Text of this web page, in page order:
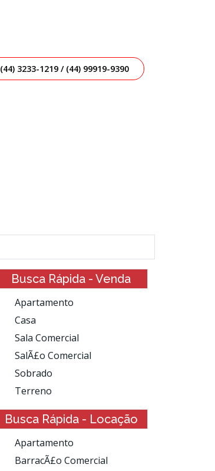
(44) 3233-1219 / (44) 99919-9390
Busca Rápida - Venda
Apartamento
Casa
Sala Comercial
SalÃ£o Comercial
Sobrado
Terreno
Busca Rápida - Locação
Apartamento
BarracÃ£o Comercial